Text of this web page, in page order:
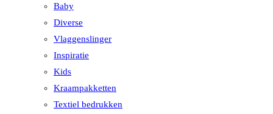
Baby
Diverse
Vlaggenslinger
Inspiratie
Kids
Kraampakketten
Textiel bedrukken